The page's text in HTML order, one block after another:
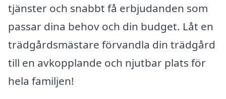
tjänster och snabbt få erbjudanden som
passar dina behov och din budget. Låt en
trädgårdsmästare förvandla din trädgård
till en avkopplande och njutbar plats för
hela familjen!